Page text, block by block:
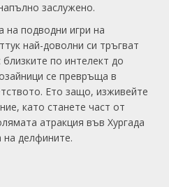
заслужено.
на подводни игри на
най-доволни си тръгват
по интелект до
се превръща в
Ето защо, изживейте
като станете част от
атракция във Хургада
делфините.